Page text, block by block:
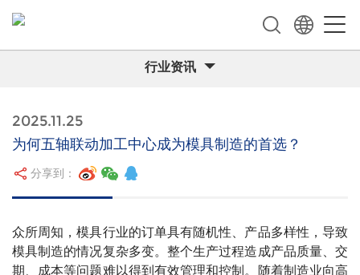
行业资讯
2025.11.25
为何五轴联动加工中心成为模具制造的首选？
分享到：